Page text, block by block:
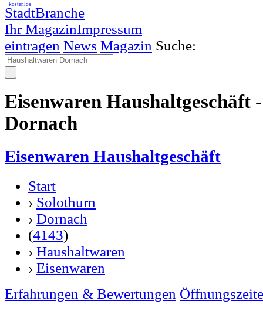
StadtBranche
Ihr MagazinImpressum
kostenlos
eintragen News Magazin Suche:
Eisenwaren Haushaltgeschäft
Dornach
Eisenwaren Haushaltgeschäft
Start
› Solothurn
› Dornach
(4143)
› Haushaltwaren
› Eisenwaren
Erfahrungen & Bewertungen